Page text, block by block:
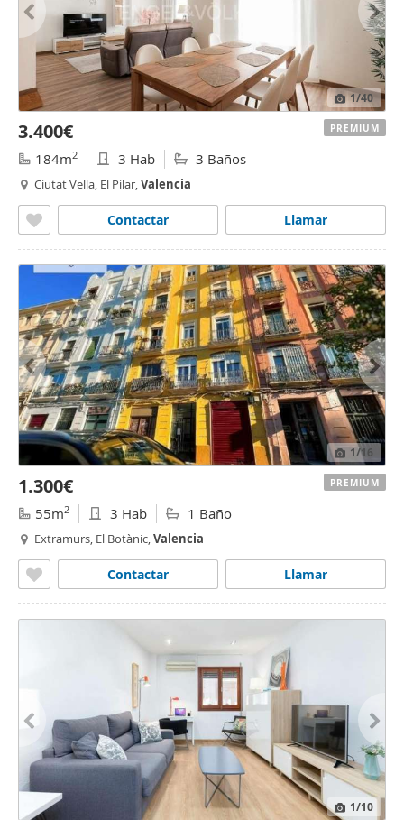
1/40
3.400€
184m2 3 Hab 3 Baños
Ciutat Vella, El Pilar,Valencia
Llamar
Contactar
PREMIUM
1/16
1.300€
55m2 3 Hab 1 Baño
Extramurs, El Botànic,Valencia
Llamar
Contactar
PREMIUM
1/10